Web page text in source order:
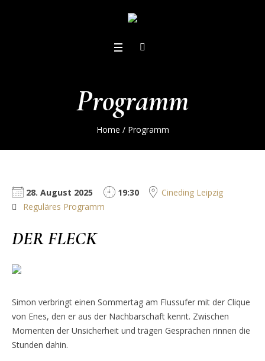
Programm
Home / Programm
28. August 2025 19:30
Cineding Leipzig
Reguläres Programm
DER FLECK
Simon verbringt einen Sommertag am Flussufer mit der Clique
von Enes, den er aus der Nachbarschaft kennt. Zwischen
Momenten der Unsicherheit und trägen Gesprächen rinnen die
Stunden dahin.